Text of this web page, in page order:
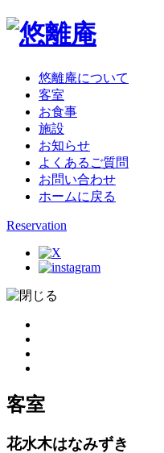
悠離庵について
客室
お食事
施設
お知らせ
よくあるご質問
お問い合わせ
ホームに戻る
Reservation
客室
花水木はなみずき